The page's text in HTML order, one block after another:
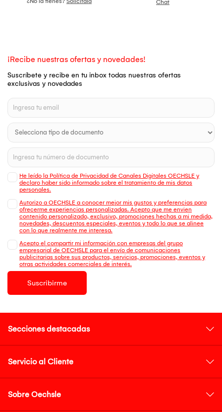
Chat
¡Recibe nuestras ofertas y novedades!
Suscríbete y recibe en tu inbox todas nuestras ofertas
exclusivas y novedades
He leído la Política de Privacidad de Canales Digitales OECHSLE y
declaro haber sido informado sobre el tratamiento de mis datos
personales.
Autorizo a OECHSLE a conocer mejor mis gustos y preferencias para
ofrecerme experiencias personalizadas. Acepto que me envien
contenido personalizado, exclusivo, promociones hechas a mi medida,
novedades, descuentos especiales, eventos y todo lo que se alinee
con lo que realmente me interesa.
Acepto el compartir mi información con empresas del grupo
empresarial de OECHSLE para el envío de comunicaciones
publicitarias sobre sus productos, servicios, promociones, eventos y
otras actividades comerciales de interés.
Suscribirme
Secciones destacadas
Servicio al Cliente
Sobre Oechsle